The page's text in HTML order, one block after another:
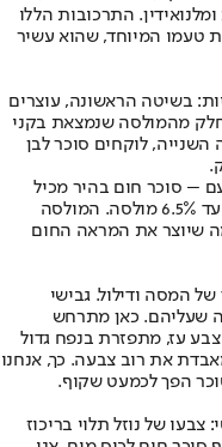
התרכובות הללו
טעמו המיוחד, שהוא עשיר
בשיטה הראשונה, עוצרים
מהמולסה שנמצאת בקני
לוקחים סוכר לבן
– סוכר חום בהיר מכיל
כ-3.5% מולסה, בעוד שסוכר חום כהה מכיל עד 6.5% מולסה. המולסה
שיוצר את המראה החום
המסה ודילול. גבישי
שעליהם. כאן מתרחש
עז, מתפזרת בנפח גדול
את רוב צבעה. כך, אנחנו
הפך לכמעט שקוף.
צבעו של נוזל תלוי בריכוז